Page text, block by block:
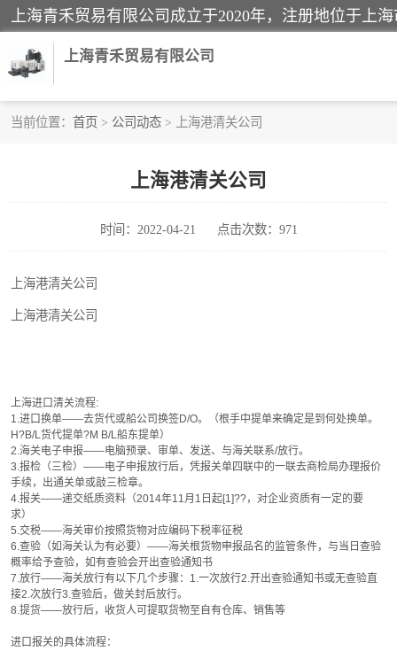
上海青禾贸易有限公司
当前位置： 首页 > 公司动态 > 上海港清关公司
上海港清关公司
时间：2022-04-21 点击次数：971
上海港清关公司
上海港清关公司
上海进口清关流程:
1.进口换单——去货代或船公司换签D/O。（根手中提单来确定是到何处换单。
H?B/L货代提单?M B/L船东提单）
2.海关电子申报——电脑预录、审单、发送、与海关联系/放行。
3.报检（三检）——电子申报放行后，凭报关单四联中的一联去商检局办理报价
手续，出通关单或敲三检章。
4.报关——递交纸质资料（2014年11月1日起[1]??，对企业资质有一定的要
求）
5.交税——海关审价按照货物对应编码下税率征税
6.查验（如海关认为有必要）——海关根货物申报品名的监管条件，与当日查验
概率给予查验，如有查验会开出查验通知书
7.放行——海关放行有以下几个步骤：1.一次放行2.开出查验通知书或无查验直
接2.次放行3.查验后，做关封后放行。
8.提货——放行后，收货人可提取货物至自有仓库、销售等
进口报关的具体流程：
家用电器报关
国际灯具清关